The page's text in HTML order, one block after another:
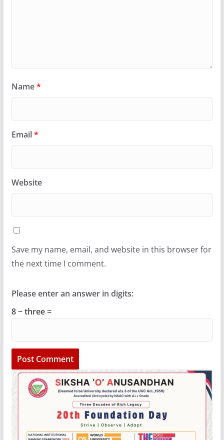
Name*
Email*
Website
Save my name, email, and website in this browser for
the next time I comment.
Please enter an answer in digits:
8 − three =